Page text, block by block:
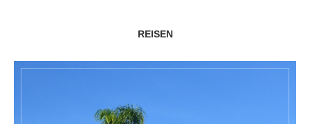
REISEN